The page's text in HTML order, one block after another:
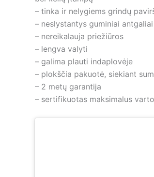
– tinka ir nelygiems grindų
– neslystantys guminiai antgaliai
– nereikalauja priežiūros
– lengva valyti
– galima plauti indaplovėje
– plokščia pakuotė, siekiant
– 2 metų garantija
– sertifikuotas maksimalus